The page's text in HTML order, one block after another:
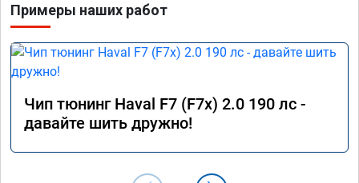
Расход топлива немного снизился при
спокойной езде, но при активной — вырас, так
как двигатель лучше «крутится».
Работа была выполнена быстро и
17.01.26. Огромное спасибо команде за
профессионализм!
Примеры наших работ
Чип тюнинг Haval F7 (F7x) 2.0 190 лс -
давайте шить дружно!